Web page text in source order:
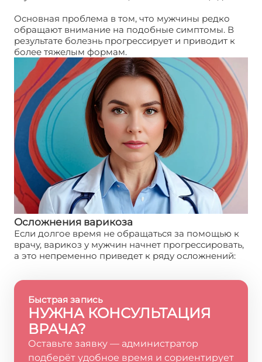
Основная проблема в том, что мужчины редко
обращают внимание на подобные симптомы. В
результате болезнь прогрессирует и приводит к
более тяжелым формам.
Осложнения варикоза
Если долгое время не обращаться за помощью к
врачу, варикоз у мужчин начнет прогрессировать,
а это непременно приведет к ряду осложнений:
Быстрая запись
НУЖНА КОНСУЛЬТАЦИЯ
ВРАЧА?
Оставьте заявку — администратор
подберёт удобное время и сориентирует